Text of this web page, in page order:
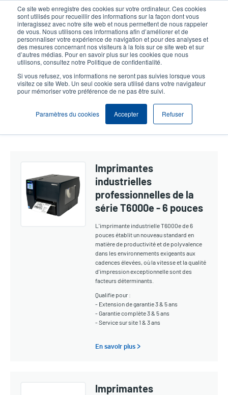
Ce site web enregistre des cookies sur votre ordinateur. Ces cookies
sont utilisés pour recueillir des informations sur la façon dont vous
interagissez avec notre site web et nous permettent de nous rappeler
de vous. Nous utilisons ces informations afin d’améliorer et de
personnaliser votre expérience de navigation et pour des analyses et
des mesures concernant nos visiteurs à la fois sur ce site web et sur
d’autres médias. Pour en savoir plus sur les cookies que nous
utilisons, consultez notre Politique de confidentialité.
Si vous refusez, vos informations ne seront pas suivies lorsque vous
visitez ce site Web. Un seul cookie sera utilisé dans votre navigateur
pour mémoriser votre préférence de ne pas être suivi.
Paramètres du cookies Accepter Refuser
contenu
principal
User
account
menu
User
Header
Sélection Produits Contact Commercial
Professionnelle 6 Pouces
Show section navigation
Imprimantes
industrielles
professionnelles de la
série T6000e - 6 pouces
L'imprimante industrielle T6000e de 6
pouces établit un nouveau standard en
matière de productivité et de polyvalence
dans les environnements exigeants aux
cadences élevées, où la vitesse et la qualité
d'impression exceptionnelle sont des
facteurs déterminants.
Qualifie pour :
- Extension de garantie 3 & 5 ans
- Garantie complète 3 & 5 ans
- Service sur site 1 & 3 ans
En savoir plus >
Imprimantes